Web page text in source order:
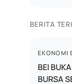
BERITA
EKONOMI
BEI
BURSA